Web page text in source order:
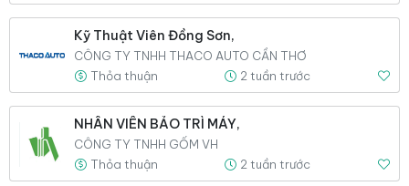
Kỹ Thuật Viên Đồng Sơn,
CÔNG TY TNHH THACO AUTO CẦN THƠ
Thỏa thuận
2 tuần trước
NHÂN VIÊN BẢO TRÌ MÁY,
CÔNG TY TNHH GỐM VH
Thỏa thuận
2 tuần trước